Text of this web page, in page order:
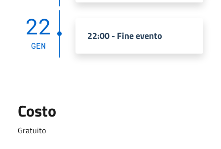
22
GEN
22:00 - Fine evento
Costo
Gratuito